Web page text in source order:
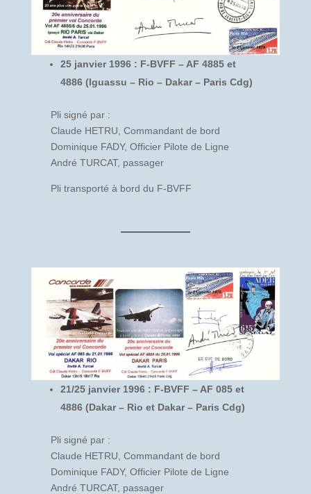
25 janvier 1996 : F-BVFF – AF 4885 et
4886 (Iguassu – Rio – Dakar – Paris Cdg)
Pli signé par :
Claude HETRU, Commandant de bord
Dominique FADY, Officier Pilote de Ligne
André TURCAT, passager
Pli transporté à bord du F-BVFF
21/25 janvier 1996 : F-BVFF – AF 085 et
4886 (Dakar – Rio et Dakar – Paris Cdg)
Pli signé par :
Claude HETRU, Commandant de bord
Dominique FADY, Officier Pilote de Ligne
André TURCAT, passager